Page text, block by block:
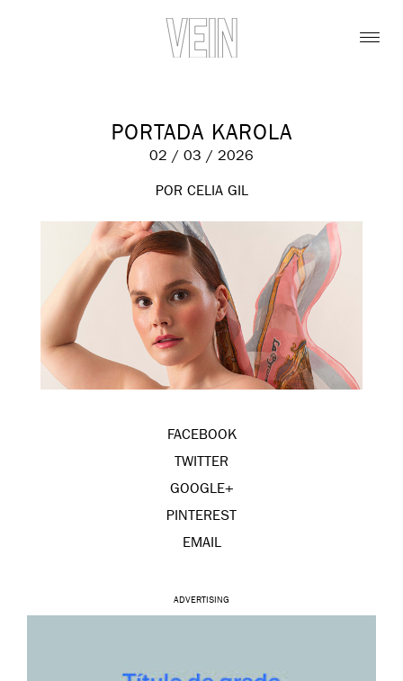
PORTADA KAROLA
02 / 03 / 2026
POR CELIA GIL
FACEBOOK
TWITTER
GOOGLE+
PINTEREST
EMAIL
ADVERTISING